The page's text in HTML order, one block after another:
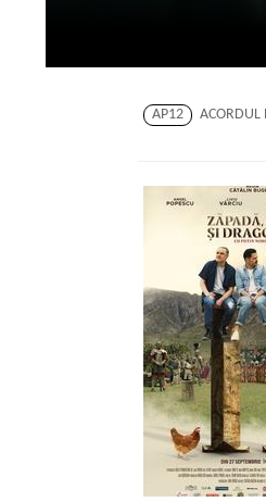
AP12
ACORDUL